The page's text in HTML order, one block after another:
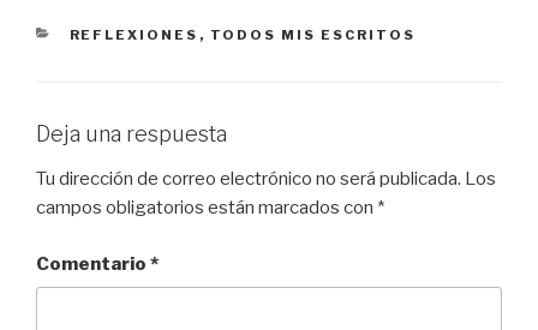
CATEGORÍAS
REFLEXIONES , TODOS MIS ESCRITOS
Deja una respuesta
Tu dirección de correo electrónico no será publicada. Los
campos obligatorios están marcados con *
Comentario *